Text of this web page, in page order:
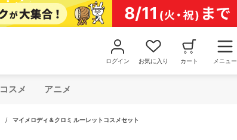
ログイン お気に入り カート メニュー
コスメ アニメ
/ マイメロディ＆クロミ ルーレットコスメセット